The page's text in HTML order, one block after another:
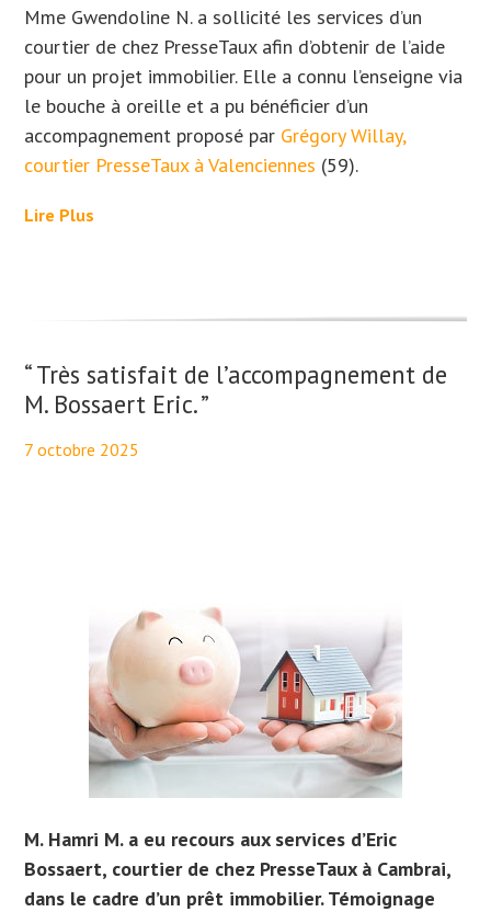
Mme Gwendoline N. a sollicité les services d’un
courtier de chez PresseTaux afin d’obtenir de l’aide
pour un projet immobilier. Elle a connu l’enseigne via
le bouche à oreille et a pu bénéficier d’un
accompagnement proposé par Grégory Willay,
courtier PresseTaux à Valenciennes (59).
Lire Plus
“ Très satisfait de l’accompagnement de
M. Bossaert Eric. ”
7 octobre 2025
M. Hamri M. a eu recours aux services d’Eric
Bossaert, courtier de chez PresseTaux à Cambrai,
dans le cadre d’un prêt immobilier. Témoignage